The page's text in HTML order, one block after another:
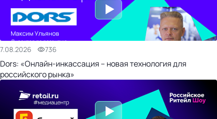
7.08.2026 736
Dors: «Онлайн-инкассация – новая технология для
российского рынка»